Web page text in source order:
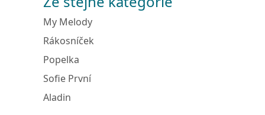
My Melody
Rákosníček
Popelka
Sofie První
Aladin